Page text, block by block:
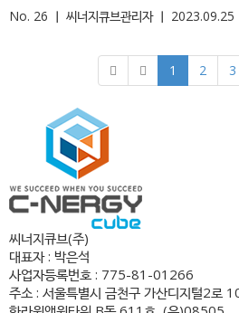
No. 26 ㅣ 씨너지큐브관리자ㅣ 2023.09.25
1 2 3
씨너지큐브(주)
대표자 : 박은석
사업자등록번호 : 775-81-01266
주소 : 서울특별시 금천구 가산디지털2로